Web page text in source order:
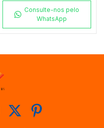
Consulte-nos pelo
WhatsApp